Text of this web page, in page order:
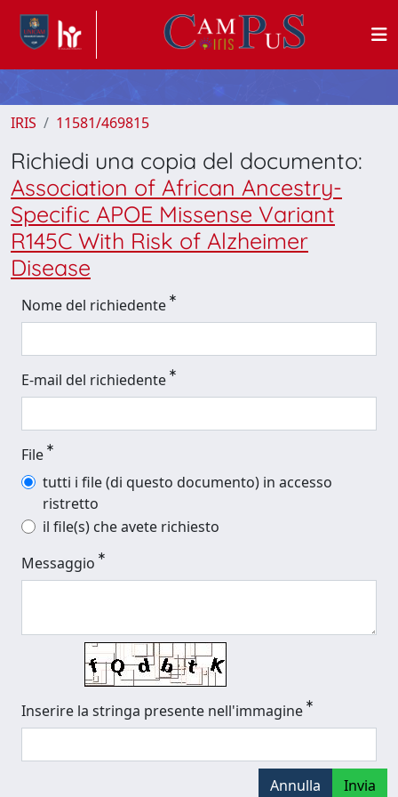
IRIS 11581/469815
Richiedi una copia del documento:
Association of African Ancestry-
Specific APOE Missense Variant
R145C With Risk of Alzheimer
Disease
Nome del richiedente
E-mail del richiedente
File
tutti i file (di questo documento) in accesso
ristretto
il file(s) che avete richiesto
Messaggio
Inserire la stringa presente nell'immagine
Annulla Invia